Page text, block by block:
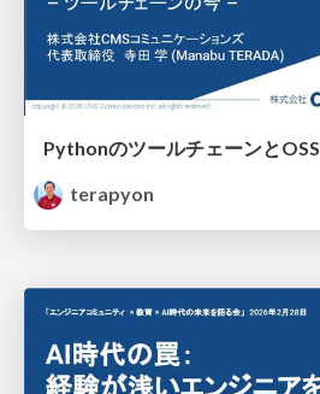
PythonのツールチェーンとOSS
terapyon